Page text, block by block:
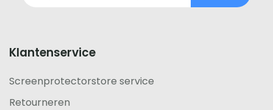
Klantenservice
Screenprotectorstore service
Retourneren